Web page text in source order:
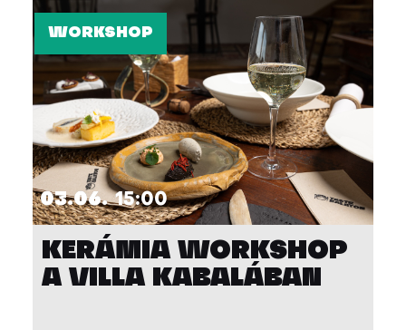
WORKSHOP
03.06. 15:00
KERÁMIA WORKSHOP
A VILLA KABALÁBAN